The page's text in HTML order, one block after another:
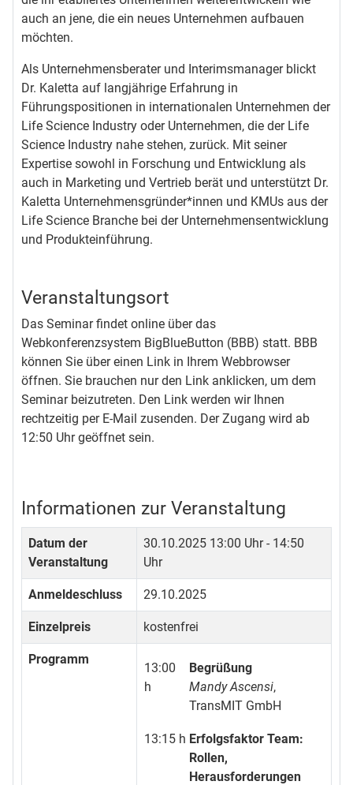
auch an jene, die ein neues Unternehmen aufbauen
möchten.
Als Unternehmensberater und Interimsmanager blickt
Dr. Kaletta auf langjährige Erfahrung in
Führungspositionen in internationalen Unternehmen der
Life Science Industry oder Unternehmen, die der Life
Science Industry nahe stehen, zurück. Mit seiner
Expertise sowohl in Forschung und Entwicklung als
auch in Marketing und Vertrieb berät und unterstützt Dr.
Kaletta Unternehmensgründer*innen und KMUs aus der
Life Science Branche bei der Unternehmensentwicklung
und Produkteinführung.
Veranstaltungs­ort
Das Seminar findet online über das
Webkonferenzsystem BigBlueButton (BBB) statt. BBB
können Sie über einen Link in Ihrem Webbrowser
öffnen. Sie brauchen nur den Link anklicken, um dem
Seminar beizutreten. Den Link werden wir Ihnen
rechtzeitig per E-Mail zusenden. Der Zugang wird ab
12:50 Uhr geöffnet sein.
Informationen zur Veranstaltung
Datum der
Veranstaltung
30.10.2025 13:00 Uhr - 14:50
Uhr
Anmeldeschluss 29.10.2025
Einzelpreis kostenfrei
Programm
13:00
h
Begrüßung
Mandy Ascensi,
TransMIT GmbH
13:15 h Erfolgsfaktor Team:
Rollen,
Herausforderungen